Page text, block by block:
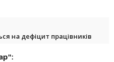
на дефіцит працівників